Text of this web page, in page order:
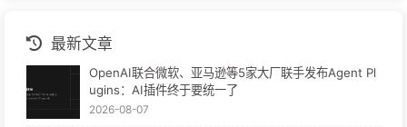
最新文章
OpenAI联合微软、亚马逊等5家大厂联手发布Agent Pl
ugins：AI插件终于要统一了
2026-08-07